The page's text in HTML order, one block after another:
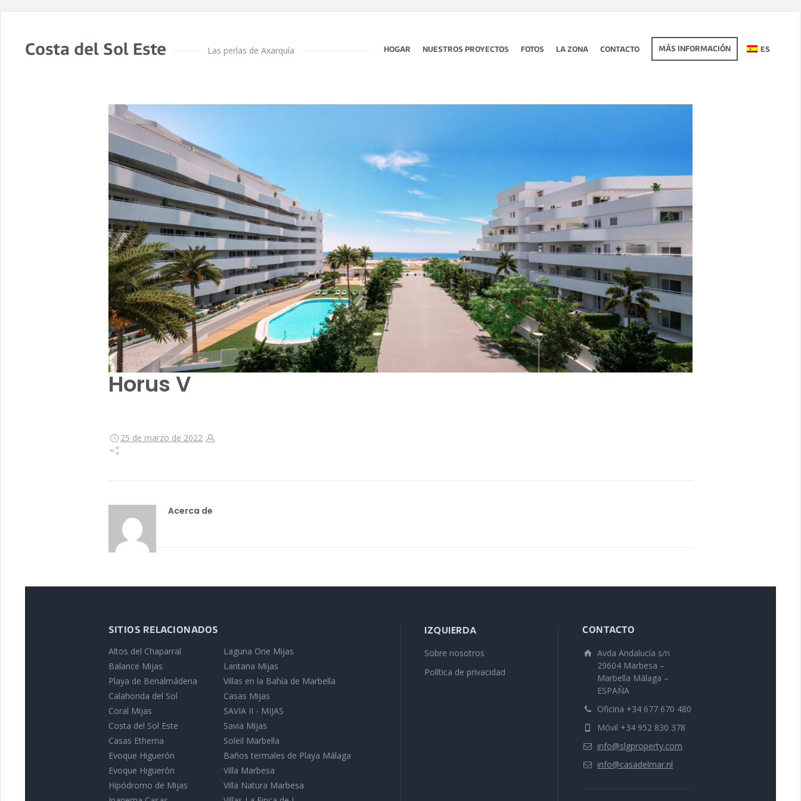
Costa del Sol Este Las perlas de Axarquía HOGAR NUESTROS PROYECTOS FOTOS LA ZONA CONTACTO MÁS INFORMACIÓN ES
Horus V
25 de marzo de 2022
Acerca de
SITIOS RELACIONADOS
Altos del Chaparral
Balance Mijas
Playa de Benalmádena
Calahonda del Sol
Coral Mijas
Costa del Sol Este
Casas Etherna
Evoque Higuerón
Evoque Higuerón
Hipódromo de Mijas
Laguna One Mijas
Lantana Mijas
Villas en la Bahía de Marbella
Casas Mijas
SAVIA II - MIJAS
Savia Mijas
Soleil Marbella
Baños termales de Playa Málaga
Villa Marbesa
Villa Natura Marbesa
IZQUIERDA
Sobre nosotros
Política de privacidad
CONTACTO
Avda Andalucía s/n
29604 Marbesa –
Marbella Málaga –
ESPAÑA
Oficina +34 677 670 480
Móvil +34 952 830 378
info@slgproperty.com
info@casadelmar.nl